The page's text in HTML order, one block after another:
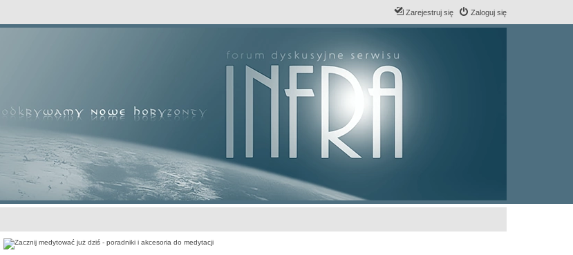
Zaloguj się
Zarejestruj się